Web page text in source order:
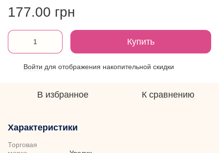
177.00 грн
Купить
Войти для отображения накопительной скидки
В избранное К сравнению
Характеристики
Торговая